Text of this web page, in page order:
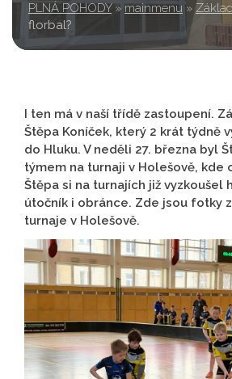
PLNÁ POHODY » mainmenu »
florbal?
I ten má v naší třídě zastoupení.
Štěpa Koníček, který 2 krát týdně
do Hluku. V neděli 27. března byl
týmem na turnaji v Holešově, kde
Štěpa si na turnajích již vyzkoušel
útočník i obránce. Zde jsou fotky
turnaje v Holešově.